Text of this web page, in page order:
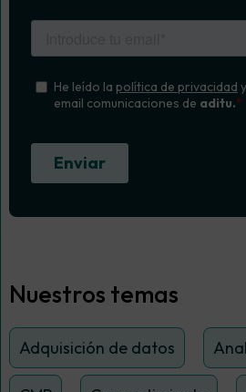
Nuestros temas
Adquisición de datos